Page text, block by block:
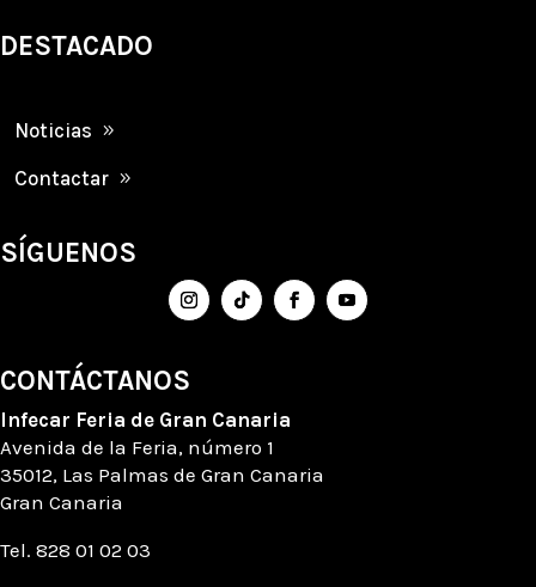
DESTACADO
Noticias
Contactar
SÍGUENOS
CONTÁCTANOS
Infecar Feria de Gran Canaria
Avenida de la Feria, número 1
35012, Las Palmas de Gran Canaria
Gran Canaria
Tel. 828 01 02 03